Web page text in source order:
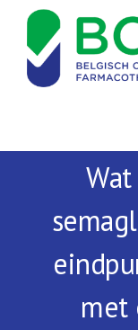
content
Publicaties
met